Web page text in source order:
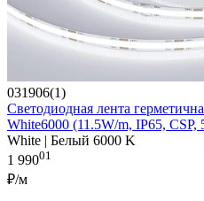
031906(1)
Светодиодная лента
White6000 (11.5W/m, IP65,
White | Белый 6000 K
1 99001
₽/м